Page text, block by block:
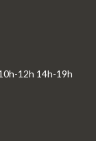
12h 14h-19h